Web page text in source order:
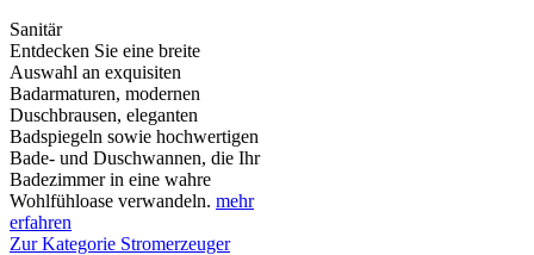
Sanitär
Entdecken Sie eine breite
Auswahl an exquisiten
Badarmaturen, modernen
Duschbrausen, eleganten
Badspiegeln sowie hochwertigen
Bade- und Duschwannen, die Ihr
Badezimmer in eine wahre
Wohlfühloase verwandeln. mehr
erfahren
Zur Kategorie Stromerzeuger